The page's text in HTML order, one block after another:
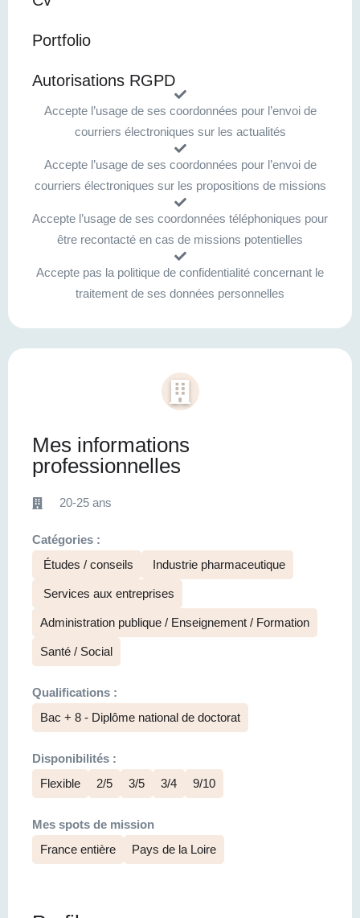
Portfolio
Autorisations RGPD
Accepte l’usage de ses coordonnées pour l’envoi de
courriers électroniques sur les actualités
Accepte l’usage de ses coordonnées pour l’envoi de
courriers électroniques sur les propositions de missions
Accepte l’usage de ses coordonnées téléphoniques pour
être recontacté en cas de missions potentielles
Accepte pas la politique de confidentialité concernant le
traitement de ses données personnelles
Mes informations
professionnelles
20-25 ans
Catégories :
Études / conseils
Industrie pharmaceutique
Services aux entreprises
Administration publique / Enseignement / Formation
Santé / Social
Qualifications :
Bac + 8 - Diplôme national de doctorat
Disponibilités :
Flexible
2/5 3/5 3/4 9/10
Mes spots de mission
France entière
Pays de la Loire